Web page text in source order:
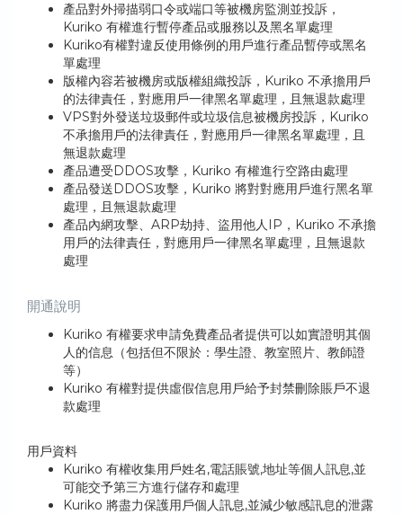
產品對外掃描弱口令或端口等被機房監測並投訴，
Kuriko 有權進行暫停產品或服務以及黑名單處理
Kuriko有權對違反使用條例的用戶進行產品暫停或黑名
單處理
版權內容若被機房或版權組織投訴，Kuriko 不承擔用戶
的法律責任，對應用戶一律黑名單處理，且無退款處理
VPS對外發送垃圾郵件或垃圾信息被機房投訴，Kuriko
不承擔用戶的法律責任，對應用戶一律黑名單處理，且
無退款處理
產品遭受DDOS攻擊，Kuriko 有權進行空路由處理
產品發送DDOS攻擊，Kuriko 將對對應用戶進行黑名單
處理，且無退款處理
產品內網攻擊、ARP劫持、盜用他人IP，Kuriko 不承擔
用戶的法律責任，對應用戶一律黑名單處理，且無退款
處理
開通說明
Kuriko 有權要求申請免費產品者提供可以如實證明其個
人的信息（包括但不限於：學生證、教室照片、教師證
等）
Kuriko 有權對提供虛假信息用戶給予封禁刪除賬戶不退
款處理
用戶資料
Kuriko 有權收集用戶姓名,電話賬號,地址等個人訊息,並
可能交予第三方進行儲存和處理
Kuriko 將盡力保護用戶個人訊息,並減少敏感訊息的泄露